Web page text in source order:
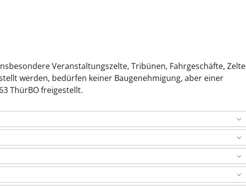
Veranstaltungszelte, Tribünen, Fahrgeschäfte, Zelte
werden, bedürfen keiner Baugenehmigung, aber einer
ThürBO freigestellt.